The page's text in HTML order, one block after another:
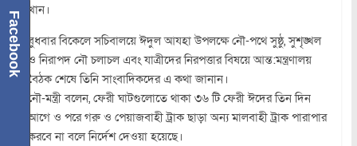
খান।
বুধবার বিকেলে সচিবালয়ে ঈদুল আযহা উপলক্ষে নৌ-পথে সুষ্ঠু, সুশৃঙ্খল
ও নিরাপদ নৌ চলাচল এবং যাত্রীদের নিরপত্তার বিষয়ে আন্ত:মন্ত্রণালয়
বৈঠক শেষে তিনি সাংবাদিকদের এ কথা জানান।
নৌ-মন্ত্রী বলেন, ফেরী ঘাটগুলোতে থাকা ৩৬ টি ফেরী ঈদের তিন দিন
আগে ও পরে গরু ও পেয়াজবাহী ট্রাক ছাড়া অন্য মালবাহী ট্রাক পারাপার
করবে না বলে নির্দেশ দেওয়া হয়েছে।
Facebook